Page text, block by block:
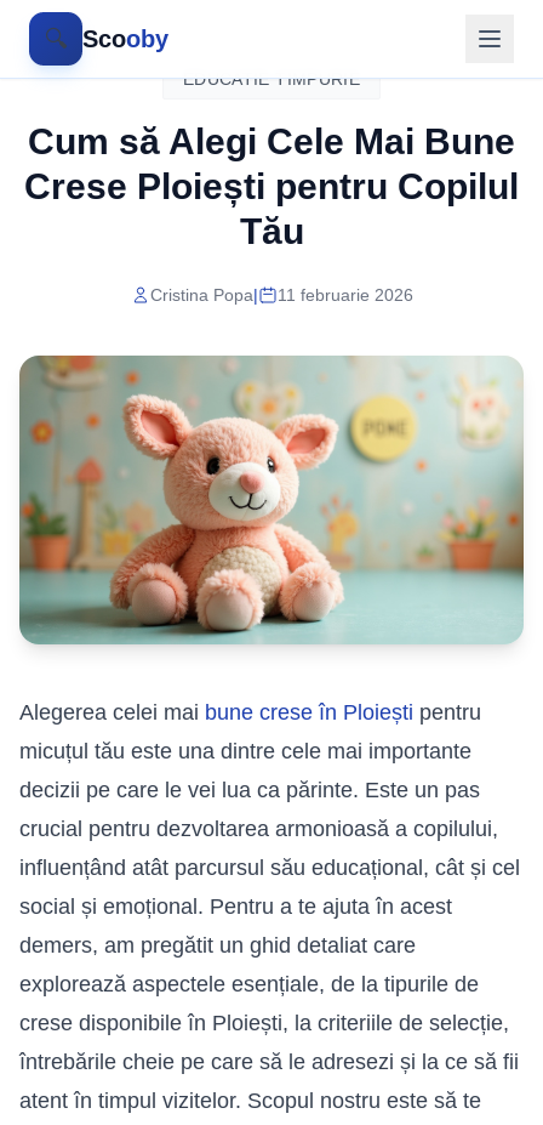
🔍 Scooby
EDUCATIE TIMPURIE
Cum să Alegi Cele Mai Bune
Crese Ploiești pentru Copilul
Tău
Cristina Popa| 11 februarie 2026
Alegerea celei mai bune crese în Ploiești pentru
micuțul tău este una dintre cele mai importante
decizii pe care le vei lua ca părinte. Este un pas
crucial pentru dezvoltarea armonioasă a copilului,
influențând atât parcursul său educațional, cât și cel
social și emoțional. Pentru a te ajuta în acest
demers, am pregătit un ghid detaliat care
explorează aspectele esențiale, de la tipurile de
crese disponibile în Ploiești, la criteriile de selecție,
întrebările cheie pe care să le adresezi și la ce să fii
atent în timpul vizitelor. Scopul nostru este să te